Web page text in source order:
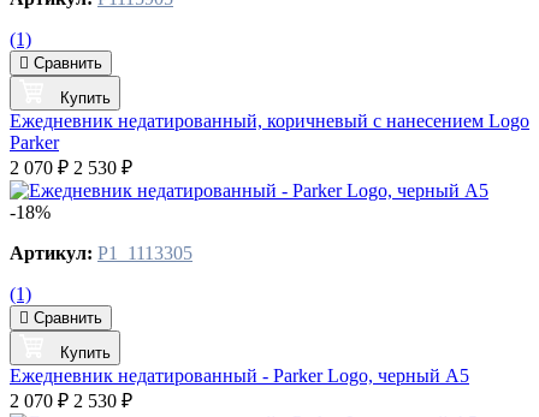
(1)
Сравнить
Купить
Ежедневник недатированный, коричневый c нанесением Logo
Parker
2 070 ₽ 2 530 ₽
-18%
Артикул: P1_1113305
(1)
Сравнить
Купить
Ежедневник недатированный - Parker Logo, черный А5
2 070 ₽ 2 530 ₽